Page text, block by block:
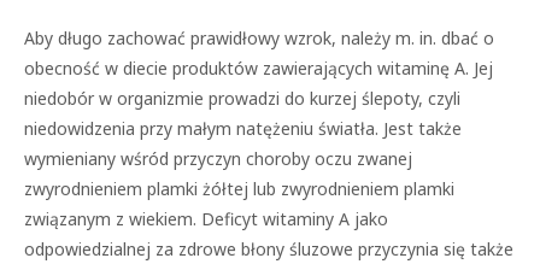
Aby długo zachować prawidłowy wzrok, należy m. in. dbać o
obecność w diecie produktów zawierających witaminę A. Jej
niedobór w organizmie prowadzi do kurzej ślepoty, czyli
niedowidzenia przy małym natężeniu światła. Jest także
wymieniany wśród przyczyn choroby oczu zwanej
zwyrodnieniem plamki żółtej lub zwyrodnieniem plamki
związanym z wiekiem. Deficyt witaminy A jako
odpowiedzialnej za zdrowe błony śluzowe przyczynia się także